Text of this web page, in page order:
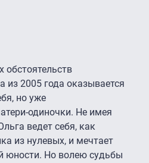
обстоятельств
из 2005 года оказывается
но уже
одиночки. Не имея
ведет себя, как
из нулевых, и мечтает
юности. Но волею судьбы